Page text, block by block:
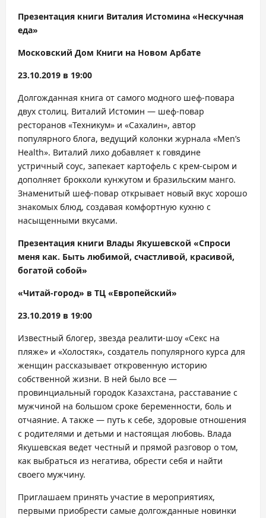
Презентация книги Виталия Истомина «Нескучная
еда»
Московский Дом Книги на Новом Арбате
23.10.2019 в 19:00
Долгожданная книга от самого модного шеф-повара
двух столиц. Виталий Истомин — шеф-повар
ресторанов «Техникум» и «Сахалин», автор
популярного блога, ведущий колонки журнала «Men’s
Health». Виталий лихо добавляет к говядине
устричный соус, запекает картофель с крем-сыром и
дополняет брокколи кунжутом и бразильским манго.
Знаменитый шеф-повар открывает новый вкус хорошо
знакомых блюд, создавая комфортную кухню с
насыщенными вкусами.
Презентация книги Влады Якушевской «Спроси
меня как. Быть любимой, счастливой, красивой,
богатой собой»
«Читай-город» в ТЦ «Европейский»
23.10.2019 в 19:00
Известный блогер, звезда реалити-шоу «Секс на
пляже» и «Холостяк», создатель популярного курса для
женщин рассказывает откровенную историю
собственной жизни. В ней было все —
провинциальный городок Казахстана, расставание с
мужчиной на большом сроке беременности, боль и
отчаяние. А также — путь к себе, здоровые отношения
с родителями и детьми и настоящая любовь. Влада
Якушевская ведет честный и прямой разговор о том,
как выбраться из негатива, обрести себя и найти
своего мужчину.
Приглашаем принять участие в мероприятиях,
первыми приобрести самые долгожданные новинки